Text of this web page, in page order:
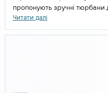
пропонують зручні тюрбани
Читати далі